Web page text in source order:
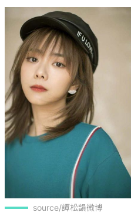
source/譚松韻微博